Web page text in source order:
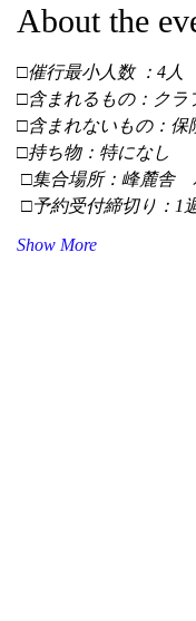
About the
□催行最小人数 ：4人
□含まれるもの：クラ
□含まれないもの：保
□持ち物：特になし
□集合場所：峰麓舎
□予約受付締切り：1
Show More